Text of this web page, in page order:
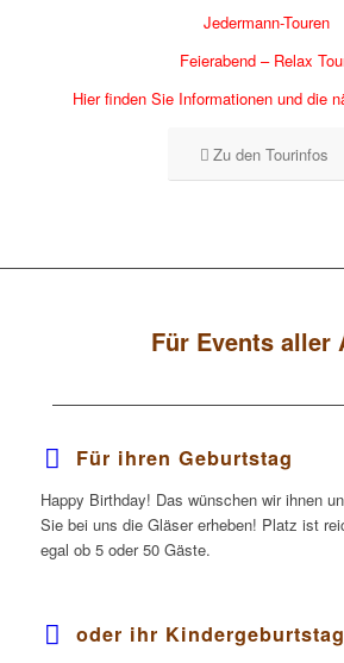
Jedermann-Touren
Feierabend – Relax
Hier finden Sie Informationen und die
Zu den Tourinfos
Für Events aller
Für ihren Geburtstag
Happy Birthday! Das wünschen wir ihnen
Sie bei uns die Gläser erheben! Platz ist
egal ob 5 oder 50 Gäste.
oder ihr Kindergeburtstag